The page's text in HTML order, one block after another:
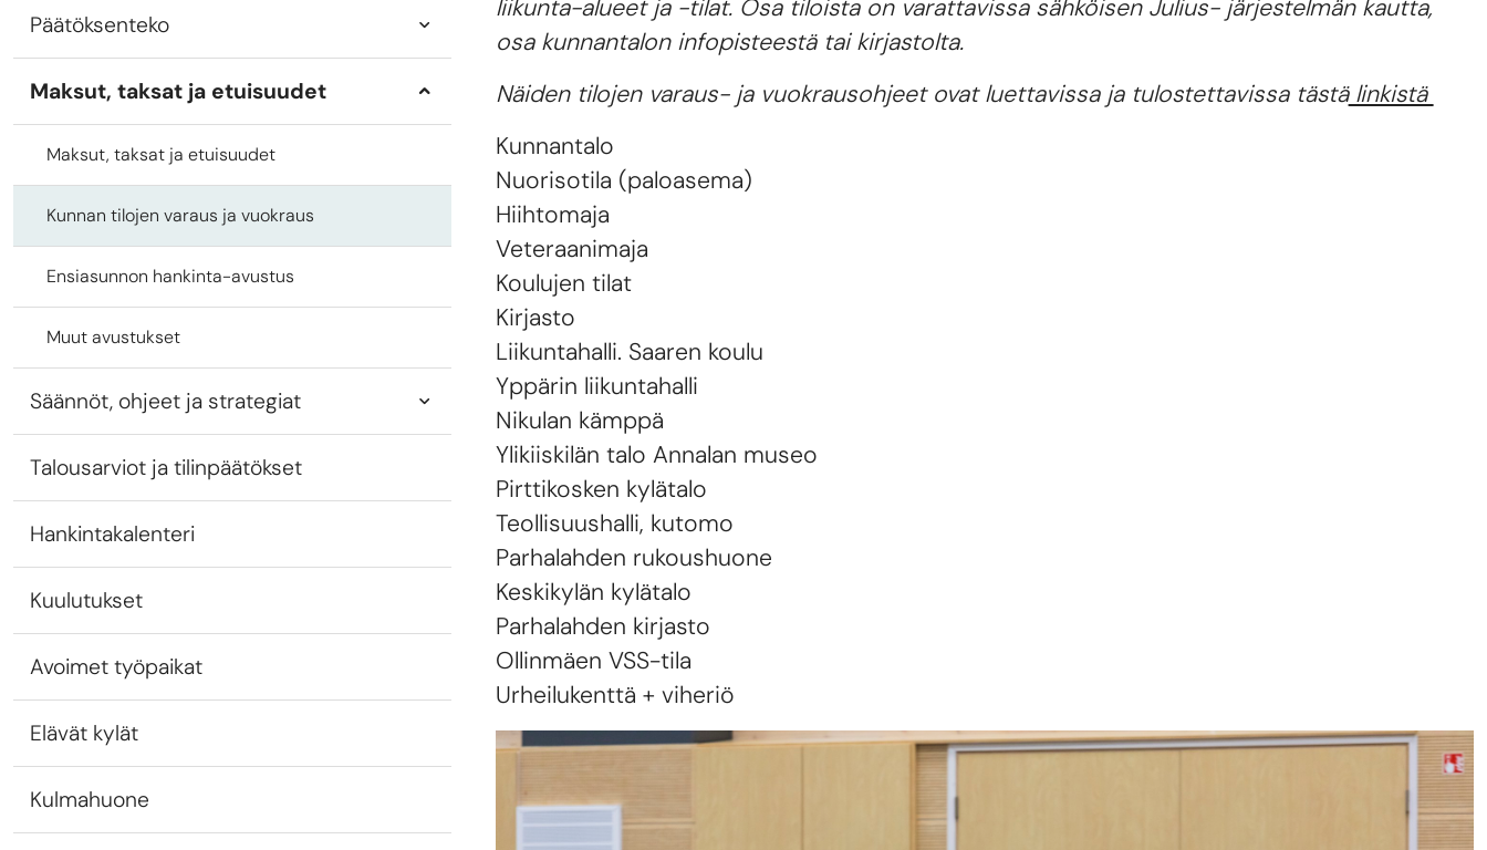
Päätöksenteko
Maksut, taksat ja etuisuudet
Maksut, taksat ja etuisuudet
Kunnan tilojen varaus ja vuokraus
Ensiasunnon hankinta-avustus
Muut avustukset
Säännöt, ohjeet ja strategiat
Talousarviot ja tilinpäätökset
Hankintakalenteri
Kuulutukset
Avoimet työpaikat
Elävät kylät
Kulmahuone
liikunta-alueet ja -tilat. Osa tiloista on varattavissa sähköisen Julius- järjestelmän kautta,
osa kunnantalon infopisteestä tai kirjastolta.
Näiden tilojen varaus- ja vuokrausohjeet ovat luettavissa ja tulostettavissa tästälinkistä
Kunnantalo
Nuorisotila (paloasema)
Hiihtomaja
Veteraanimaja
Koulujen tilat
Kirjasto
Liikuntahalli. Saaren koulu
Yppärin liikuntahalli
Nikulan kämppä
Ylikiiskilän talo Annalan museo
Pirttikosken kylätalo
Teollisuushalli, kutomo
Parhalahden rukoushuone
Keskikylän kylätalo
Parhalahden kirjasto
Ollinmäen VSS-tila
Urheilukenttä + viheriö